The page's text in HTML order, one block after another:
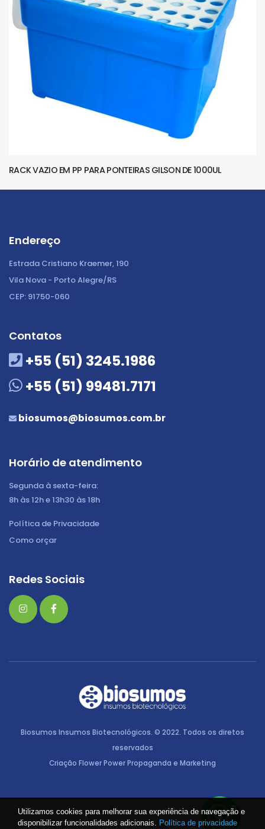
RACK VAZIO EM PP PARA PONTEIRAS GILSON DE 1000UL
Endereço
Estrada Cristiano Kraemer, 190
Vila Nova - Porto Alegre/RS
CEP: 91750-060
Contatos
+55 (51) 3245.1986
+55 (51) 99481.7171
biosumos@biosumos.com.br
Horário de atendimento
Segunda à sexta-feira:
8h às 12h e 13h30 às 18h
Política de Privacidade
Como orçar
Redes Sociais
Biosumos Insumos Biotecnológicos. © 2022. Todos os diretos
reservados
Criação Flower Power Propaganda e Marketing
Utilizamos cookies para melhorar sua experiência de navegação e
disponibilizar funcionalidades adicionais. Política de privacidade